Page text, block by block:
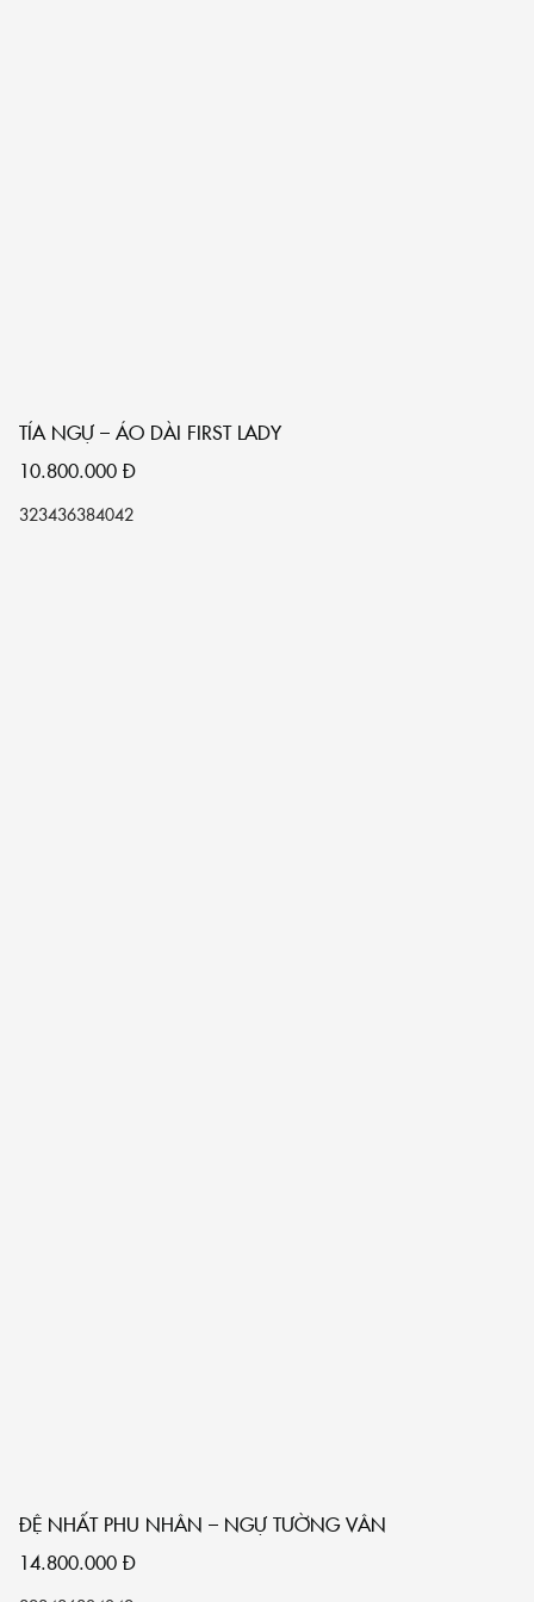
TÍA NGỰ – ÁO DÀI FIRST LADY
10.800.000 Đ
323436384042
ĐỆ NHẤT PHU NHÂN – NGỰ TƯỜNG VÂN
14.800.000 Đ